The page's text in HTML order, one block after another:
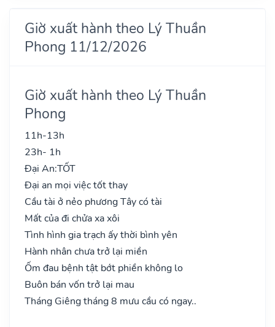
Giờ xuất hành theo Lý Thuần
Phong 11/12/2026
Giờ xuất hành theo Lý Thuần
Phong
11h-13h
23h- 1h
Đại An:TỐT
Đại an mọi việc tốt thay
Cầu tài ở nẻo phương Tây có tài
Mất của đi chửa xa xôi
Tình hình gia trạch ấy thời bình yên
Hành nhân chưa trở lại miền
Ốm đau bệnh tật bớt phiền không lo
Buôn bán vốn trở lại mau
Tháng Giêng tháng 8 mưu cầu có ngay..